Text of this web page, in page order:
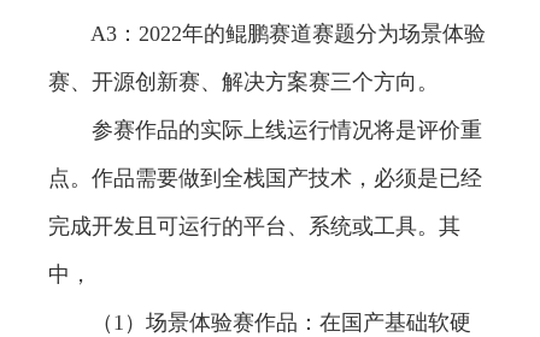
A3：2022年的鲲鹏赛道赛题分为场景体验
赛、开源创新赛、解决方案赛三个方向。
参赛作品的实际上线运行情况将是评价重
点。作品需要做到全栈国产技术，必须是已经
完成开发且可运行的平台、系统或工具。其
中，
（1）场景体验赛作品：在国产基础软硬